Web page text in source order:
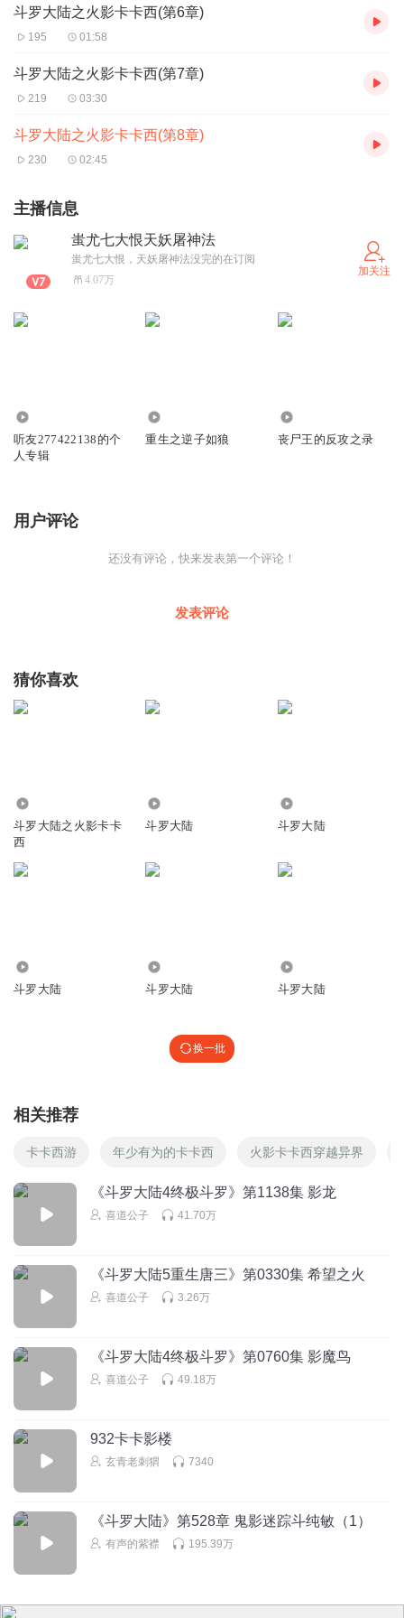
斗罗大陆之火影卡卡西(第6章)
195 01:58
斗罗大陆之火影卡卡西(第7章)
219 03:30
斗罗大陆之火影卡卡西(第8章)
230 02:45
主播信息
蚩尤七大恨天妖屠神法
蚩尤七大恨，天妖屠神法没完的在订阅
4.07万
加关注
听友277422138的个
人专辑
重生之逆子如狼 丧尸王的反攻之录
用户评论
还没有评论，快来发表第一个评论！
发表评论
猜你喜欢
斗罗大陆之火影卡卡
西
斗罗大陆 斗罗大陆
斗罗大陆 斗罗大陆 斗罗大陆
换一批
相关推荐
卡卡西游 年少有为的卡卡西 火影卡卡西穿越异界
《斗罗大陆4终极斗罗》第1138集 影龙
喜道公子 41.70万
《斗罗大陆5重生唐三》第0330集 希望之火
喜道公子 3.26万
《斗罗大陆4终极斗罗》第0760集 影魔鸟
喜道公子 49.18万
932卡卡影楼
玄青老刺猬 7340
《斗罗大陆》第528章 鬼影迷踪斗纯敏（1）
有声的紫襟 195.39万